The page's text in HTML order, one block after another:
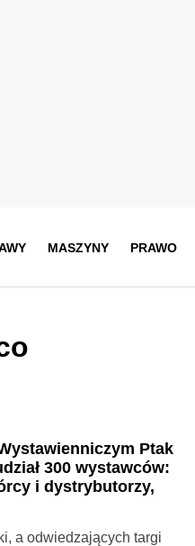
MASZYNY PRAWO
Ptak
300 wystawców:
i dystrybutorzy,
a odwiedzających targi